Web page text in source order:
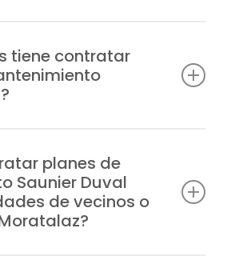
la frecuencia puede
del equipo y de la
prefieras.
tiene contratar
en caso de
la durabilidad de tu
en consumo energético y
en tu hogar.
planes de
Saunier Duval
de vecinos o